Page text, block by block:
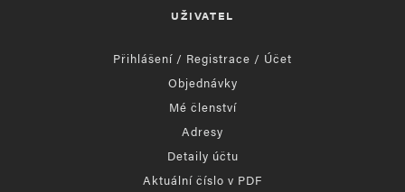
UŽIVATEL
Přihlášení / Registrace / Účet
Objednávky
Mé členství
Adresy
Detaily účtu
Aktuální číslo v PDF